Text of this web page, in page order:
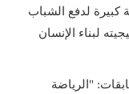
لدفع الشباب
لبناء الإنسان
"الرياضة